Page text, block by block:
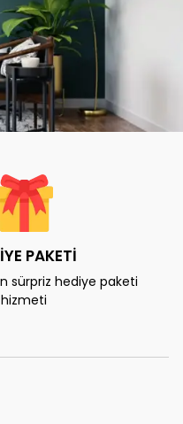
PAKETİ
sürpriz hediye paketi
hizmeti